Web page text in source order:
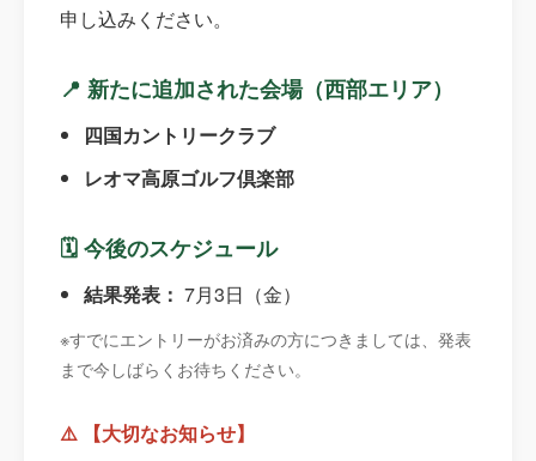
申し込みください。
📍 新たに追加された会場（西部エリア）
四国カントリークラブ
レオマ高原ゴルフ倶楽部
🗓️ 今後のスケジュール
結果発表： 7月3日（金）
※すでにエントリーがお済みの方につきましては、発表
まで今しばらくお待ちください。
⚠️ 【大切なお知らせ】